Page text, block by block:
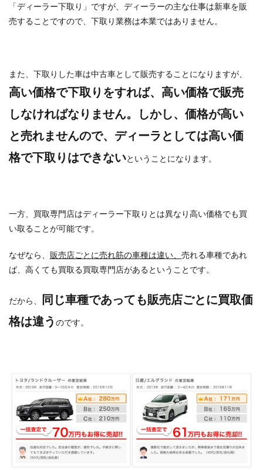
「ディーラー下取り」ですが、ディーラーの主な仕事は新車を販
売することですので、下取り業務は本業ではありません。
また、下取りした車は中古車として販売することになりますが、
高い価格で下取りをすれば、高い価格で販売
しなければなりません。しかし、価格が高い
と売れませんので、ディーラとしては高い価
格で下取りはできないということになります。
一方、買取専門店はディーラー下取りとは異なり高い価格でも買
い取ることが可能です。
なぜなら、 販売店ごとに売れ筋の車種は違い、 売れる車種であれ
ば、高くても買取る買取専門店があるということです。
だから、 同じ車種であっても販売店ごとに買取価
格は違う のです。